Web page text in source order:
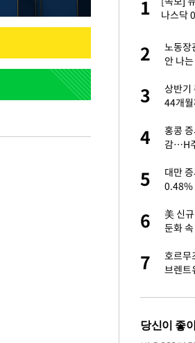
"
침 준수"
사 대표' 변신 근황 "가볼 만하
1
나스닥
2
노동장
안 나
3
상반
44개
4
홍콩
감…H
5
대만
6
美 신
둔화
7
호르무
브렌